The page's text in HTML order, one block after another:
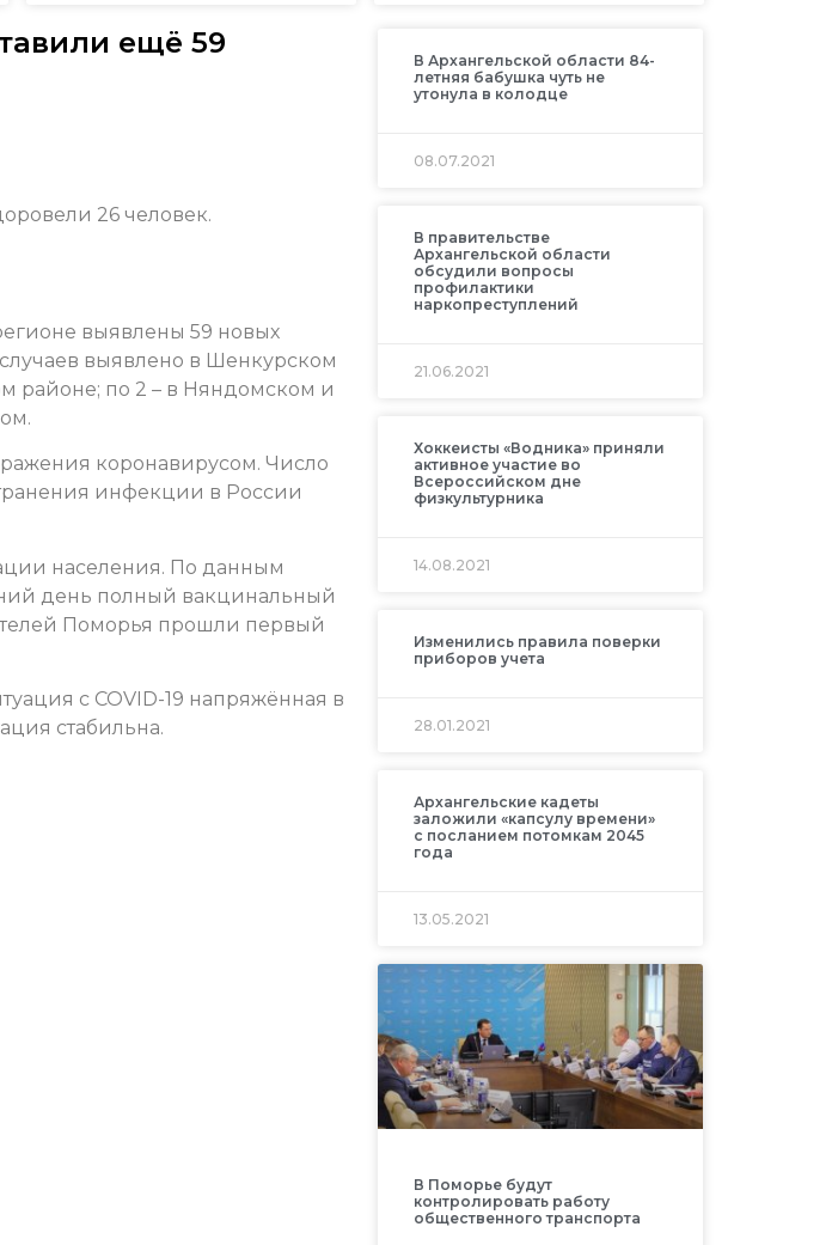
ещё 59
26 человек.
выявлены 59 новых
случаев выявлено в Шенкурском
районе; по 2 – в Няндомском и
коронавирусом. Число
инфекции в России
населения. По данным
день полный вакцинальный
Поморья прошли первый
с COVID-19 напряжённая в
стабильна.
В Архангельской области 84-
летняя бабушка чуть не
утонула в колодце
08.07.2021
В правительстве
Архангельской области
обсудили вопросы
профилактики
наркопреступлений
21.06.2021
Хоккеисты «Водника» приняли
активное участие во
Всероссийском дне
физкультурника
14.08.2021
Изменились правила поверки
приборов учета
28.01.2021
Архангельские кадеты
заложили «капсулу времени»
с посланием потомкам 2045
года
13.05.2021
В Поморье будут
контролировать работу
общественного транспорта